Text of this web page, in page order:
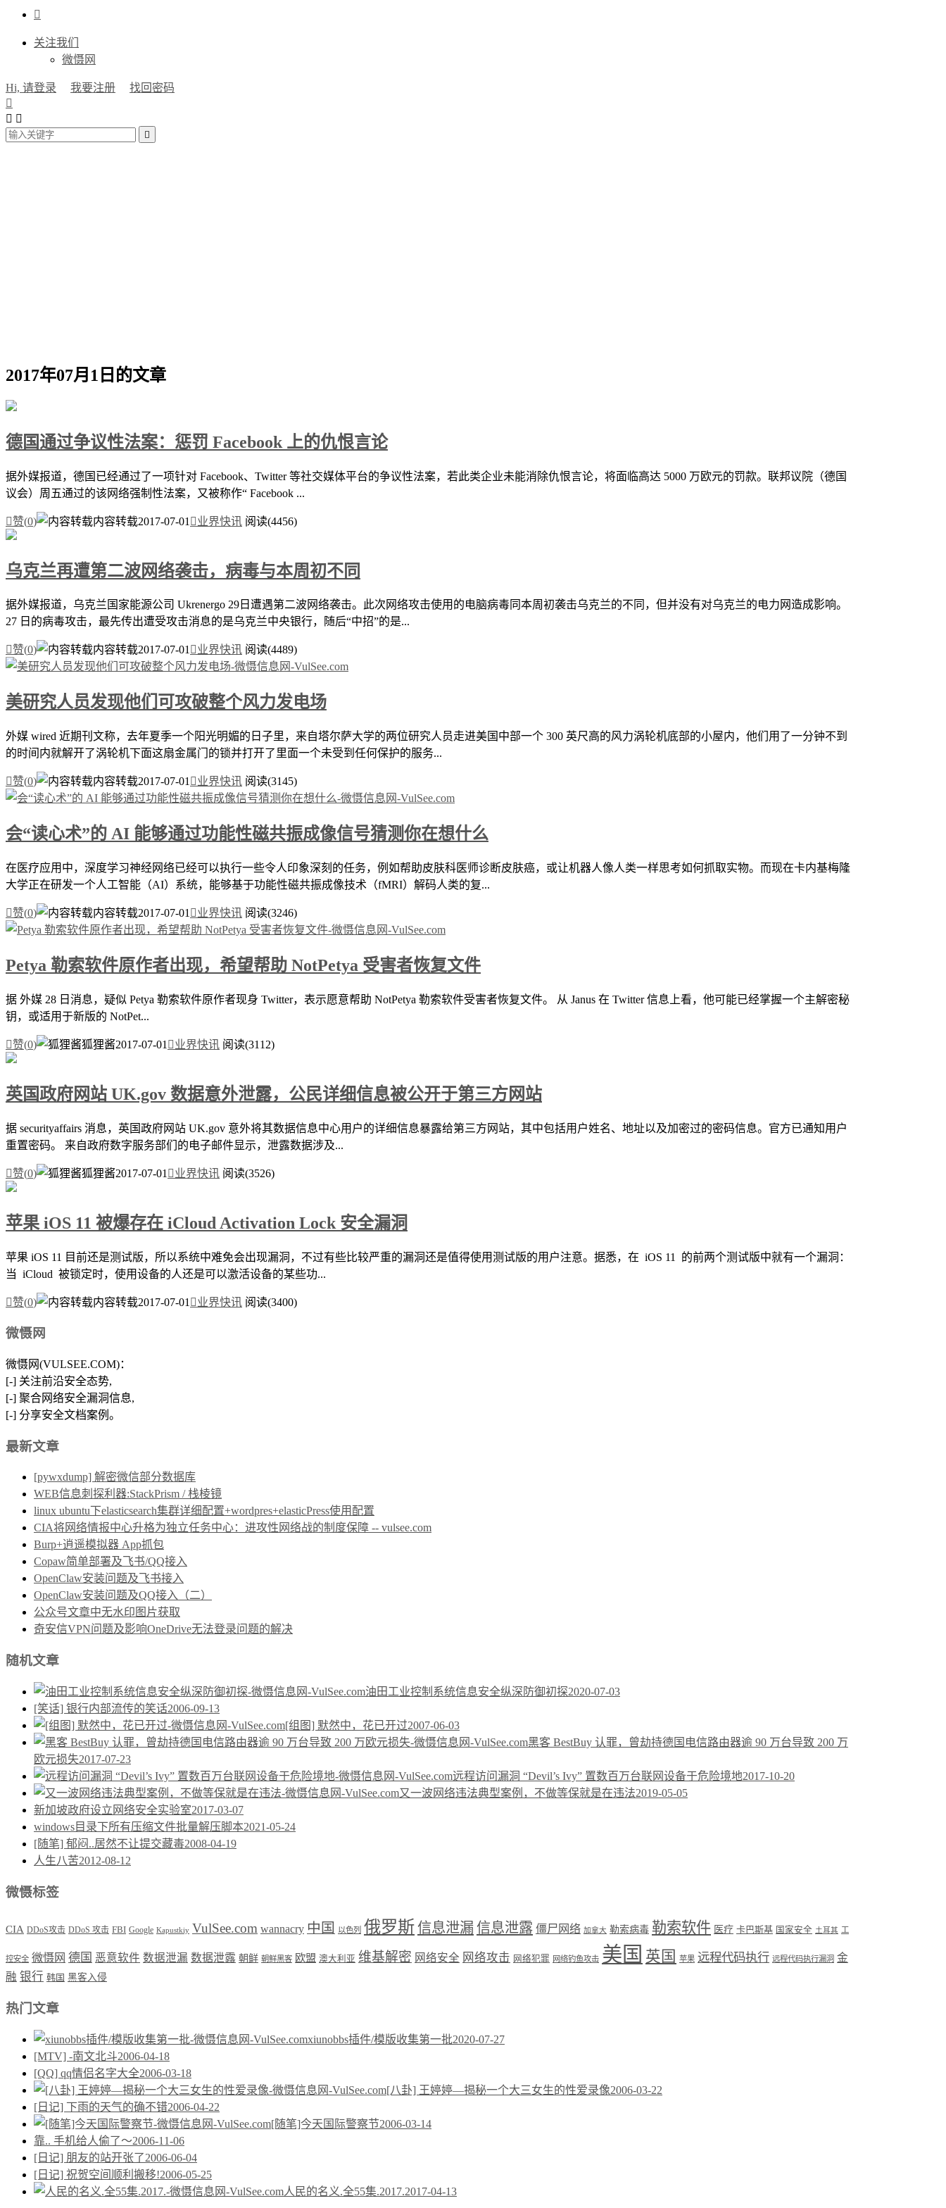

关注我们
微慑网
Hi, 请登录 我要注册
找回密码

 

2017年07月1日的文章
德国通过争议性法案：惩罚 Facebook 上的仇恨言论
据外媒报道，德国已经通过了一项针对 Facebook、Twitter 等社交媒体平台的争议性法案，若此类企业未能消除仇恨言论，将面临高达 5000 万欧元的罚款。联邦议院（德国
议会）周五通过的该网络强制性法案，又被称作“ Facebook ...
赞(0) 内容转载2017-07-01 业界快讯 阅读(4456)
乌克兰再遭第二波网络袭击，病毒与本周初不同
据外媒报道，乌克兰国家能源公司 Ukrenergo 29日遭遇第二波网络袭击。此次网络攻击使用的电脑病毒同本周初袭击乌克兰的不同，但并没有对乌克兰的电力网造成影响。
27 日的病毒攻击，最先传出遭受攻击消息的是乌克兰中央银行，随后“中招”的是...
赞(0) 内容转载2017-07-01业界快讯 阅读(4489)
美研究人员发现他们可攻破整个风力发电场
外媒 wired 近期刊文称，去年夏季一个阳光明媚的日子里，来自塔尔萨大学的两位研究人员走进美国中部一个 300 英尺高的风力涡轮机底部的小屋内，他们用了一分钟不到
的时间内就解开了涡轮机下面这扇金属门的锁并打开了里面一个未受到任何保护的服务...
赞(0) 内容转载2017-07-01 业界快讯 阅读(3145)
会“读心术”的 AI 能够通过功能性磁共振成像信号猜测你在想什么
在医疗应用中，深度学习神经网络已经可以执行一些令人印象深刻的任务，例如帮助皮肤科医师诊断皮肤癌，或让机器人像人类一样思考如何抓取实物。而现在卡内基梅隆
大学正在研发一个人工智能（AI）系统，能够基于功能性磁共振成像技术（fMRI）解码人类的复...
赞(0) 内容转载2017-07-01 业界快讯 阅读(3246)
Petya 勒索软件原作者出现，希望帮助 NotPetya 受害者恢复文件
据 外媒 28 日消息，疑似 Petya 勒索软件原作者现身 Twitter，表示愿意帮助 NotPetya 勒索软件受害者恢复文件。 从 Janus 在 Twitter 信息上看，他可能已经掌握一个主解密秘
钥，或适用于新版的 NotPet...
赞(0) 狐狸酱2017-07-01 业界快讯 阅读(3112)
英国政府网站 UK.gov 数据意外泄露，公民详细信息被公开于第三方网站
据 securityaffairs 消息，英国政府网站 UK.gov 意外将其数据信息中心用户的详细信息暴露给第三方网站，其中包括用户姓名、地址以及加密过的密码信息。官方已通知用户
重置密码。 来自政府数字服务部们的电子邮件显示，泄露数据涉及...
赞(0) 狐狸酱2017-07-01 业界快讯 阅读(3526)
苹果 iOS 11 被爆存在 iCloud Activation Lock 安全漏洞
苹果 iOS 11 目前还是测试版，所以系统中难免会出现漏洞，不过有些比较严重的漏洞还是值得使用测试版的用户注意。据悉，在 iOS 11 的前两个测试版中就有一个漏洞：
当 iCloud 被锁定时，使用设备的人还是可以激活设备的某些功...
赞(0) 内容转载2017-07-01 业界快讯 阅读(3400)
微慑网
微慑网(VULSEE.COM)：
[-] 关注前沿安全态势,
[-] 聚合网络安全漏洞信息,
[-] 分享安全文档案例。
最新文章
[pywxdump] 解密微信部分数据库
WEB信息刺探利器:StackPrism / 栈棱镜
linux ubuntu下elasticsearch集群详细配置+wordpres+elasticPress使用配置
CIA将网络情报中心升格为独立任务中心：进攻性网络战的制度保障 -- vulsee.com
Burp+逍遥模拟器 App抓包
Copaw简单部署及飞书/QQ接入
OpenClaw安装问题及飞书接入
OpenClaw安装问题及QQ接入（二）
公众号文章中无水印图片获取
奇安信VPN问题及影响OneDrive无法登录问题的解决
随机文章
油田工业控制系统信息安全纵深防御初探2020-07-03
[笑话] 银行内部流传的笑话2006-09-13
[组图] 默然中，花已开过2007-06-03
黑客 BestBuy 认罪，曾劫持德国电信路由器逾 90 万台导致 200 万
欧元损失2017-07-23
远程访问漏洞 “Devil’s Ivy” 置数百万台联网设备于危险境地2017-10-20
又一波网络违法典型案例，不做等保就是在违法2019-05-05
新加坡政府设立网络安全实验室2017-03-07
windows目录下所有压缩文件批量解压脚本2021-05-24
[随笔] 郁闷..居然不让提交藏毒2008-04-19
人生八苦2012-08-12
微慑标签
CIA DDoS攻击 DDoS 攻击 FBI Google Kapustkiy VulSee.com wannacry 中国 以色列 俄罗斯信息泄漏信息泄露 僵尸网络 加拿大 勒索病毒 勒索软件 医疗 卡巴斯基 国家安全 土耳其
控安全 微慑网 德国 恶意软件 数据泄漏 数据泄露 朝鲜 朝鲜黑客 欧盟 澳大利亚 维基解密 网络安全 网络攻击 网络犯罪 网络钓鱼攻击 美国 英国 苹果 远程代码执行 远程代码执行漏洞 金
融 银行 韩国 黑客入侵
热门文章
xiunobbs插件/模版收集第一批2020-07-27
[MTV] -南文北斗2006-04-18
[QQ] qq情侣名字大全2006-03-18
[八卦] 王婷婷—揭秘一个大三女生的性爱录像2006-03-22
[日记] 下雨的天气的确不错2006-04-22
[随笔]今天国际警察节2006-03-14
靠.. 手机给人偷了～2006-11-06
[日记] 朋友的站开张了2006-06-04
[日记] 祝贺空间顺利搬移!2006-05-25
人民的名义.全55集.2017.2017-04-13